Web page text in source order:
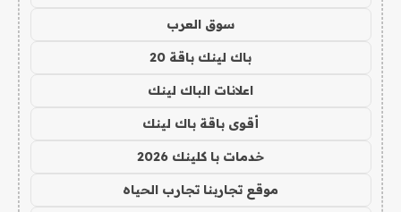
سوق العرب
باك لينك باقة 20
اعلانات الباك لينك
أقوى باقة باك لينك
خدمات با كلينك 2026
موقع تجاربنا تجارب الحياه